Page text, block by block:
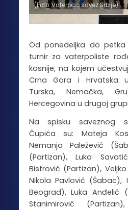
(Foto: Vaterpolo savez Srbije)
Od ponedeljka do
turnir za vaterpoliste
kasnije, na kojem
Crna Gora i Hrvatska
Turska, Nemačka,
Hercegovina u drugoj
Na spisku saveznog
Čupića su: Mateja
Nemanja Paležević
(Partizan), Luka
Bistrović (Partizan),
Nikola Pavlović (Šabac),
Beograd), Luka Anđelić
Stanimirović